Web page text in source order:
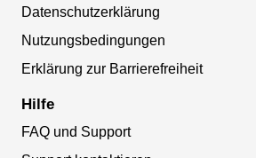
Datenschutzerklärung
Nutzungsbedingungen
Erklärung zur Barrierefreiheit
Hilfe
FAQ und Support